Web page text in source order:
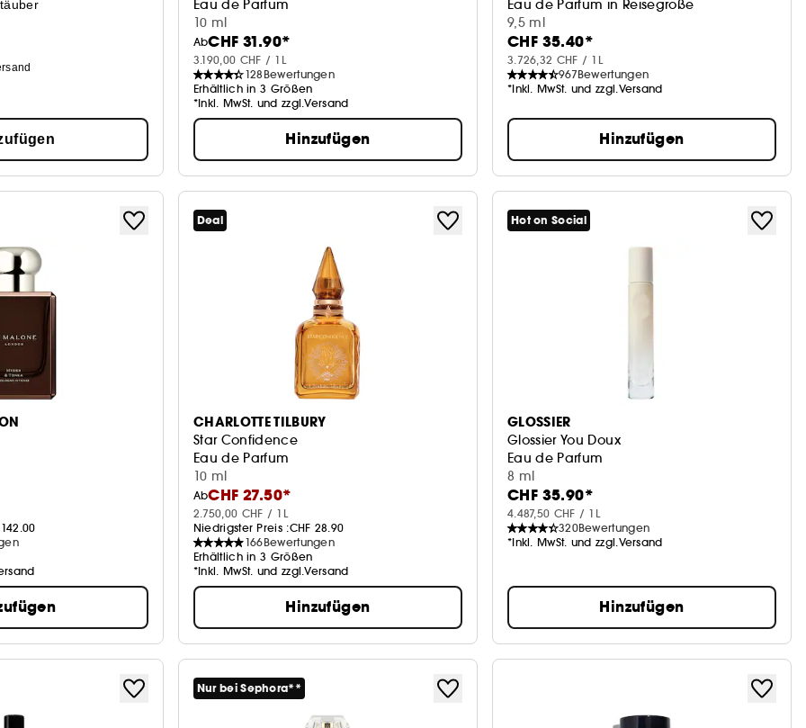
Eau de Parfum
10 ml
AbCHF 31.90*
3.190,00 CHF / 1L
128 Bewertungen
Erhältlich in 3 Größen
*Inkl. MwSt. und zzgl.Versand
Hinzufügen
Eau de Parfum in Reisegröße
9,5 ml
CHF 35.40*
3.726,32 CHF / 1L
967Bewertungen
*Inkl. MwSt. und zzgl.Versand
Hinzufügen
142.00
Deal
CHARLOTTE TILBURY
Star Confidence
Eau de Parfum
10 ml
AbCHF 27.50*
2.750,00 CHF / 1L
Niedrigster Preis :CHF 28.90
166Bewertungen
Erhältlich in 3 Größen
*Inkl. MwSt. und zzgl.Versand
Hinzufügen
Hot on Social
GLOSSIER
Glossier You Doux
Eau de Parfum
8 ml
CHF 35.90*
4.487,50 CHF / 1L
320Bewertungen
*Inkl. MwSt. und zzgl.Versand
Hinzufügen
Nur bei Sephora**